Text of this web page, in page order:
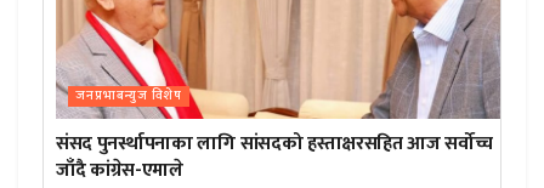
जनप्रभाबन्युज विशेष
संसद पुनर्स्थापनाका लागि सांसदको हस्ताक्षरसहित आज सर्वोच्च
जाँदै कांग्रेस-एमाले